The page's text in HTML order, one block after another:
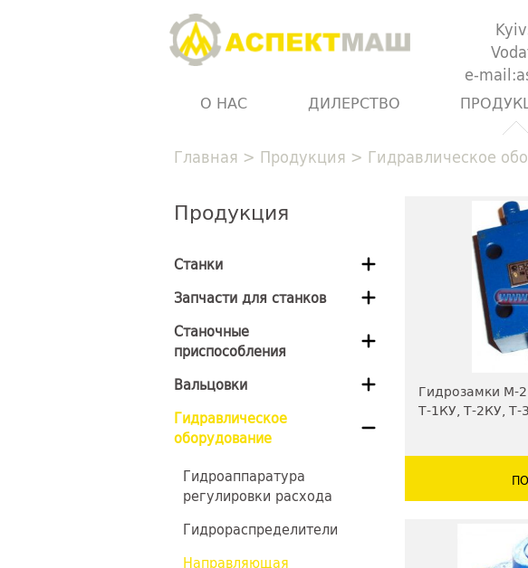
e-
О НАС ДИЛЕРСТВО
Главная > Продукция > Гидравлическое
Продукция
Станки
Запчасти для станков
Станочные
приспособления
Вальцовки
Гидравлическое
оборудование
Гидроаппаратура
регулировки расхода
Гидрораспределители
Направляющая
Гидрозамки М-
Т-1КУ, Т-2КУ, Т-